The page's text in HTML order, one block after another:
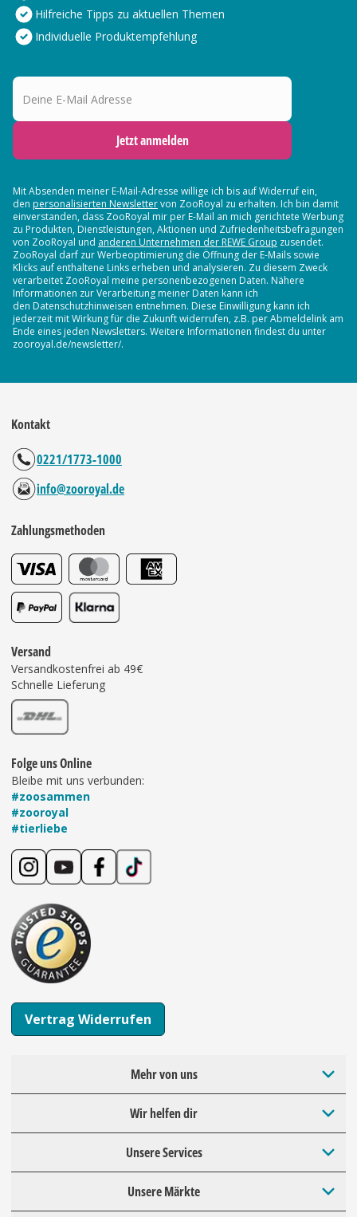
Hilfreiche Tipps zu aktuellen Themen
Individuelle Produktempfehlung
Deine E-Mail Adresse
Jetzt anmelden
Mit Absenden meiner E-Mail-Adresse willige ich bis auf Widerruf ein,
den personalisierten Newslettervon ZooRoyal zu erhalten. Ich bin damit
einverstanden, dass ZooRoyal mir per E-Mail an mich gerichtete Werbung
zu Produkten, Dienstleistungen, Aktionen und Zufriedenheitsbefragungen
von ZooRoyal und anderen Unternehmen der REWE Group zusendet.
ZooRoyal darf zur Werbeoptimierung die Öffnung der E-Mails sowie
Klicks auf enthaltene Links erheben und analysieren. Zu diesem Zweck
verarbeitet ZooRoyal meine personenbezogenen Daten. Nähere
Informationen zur Verarbeitung meiner Daten kann ich
den Datenschutzhinweisen entnehmen. Diese Einwilligung kann ich
jederzeit mit Wirkung für die Zukunft widerrufen, z.B. per Abmeldelink am
Ende eines jeden Newsletters. Weitere Informationen findest du unter
zooroyal.de/newsletter/.
Kontakt
0221/1773-1000
info@zooroyal.de
Zahlungsmethoden
Versand
Versandkostenfrei ab 49€
Schnelle Lieferung
Folge uns Online
Bleibe mit uns verbunden:
#zoosammen
#zooroyal
#tierliebe
Vertrag Widerrufen
Mehr von uns
Wir helfen dir
Unsere Services
Unsere Märkte